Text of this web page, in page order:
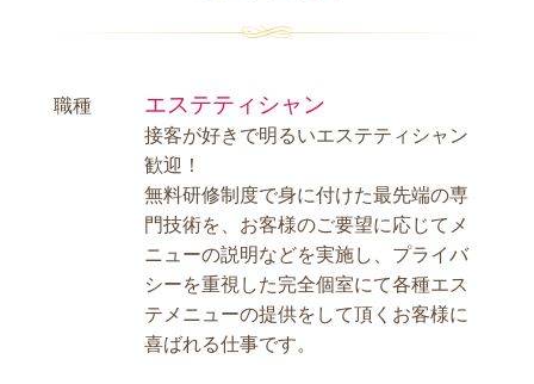
職種 エステティシャン
接客が好きで明るいエステティシャン
歓迎！
無料研修制度で身に付けた最先端の専
門技術を、お客様のご要望に応じてメ
ニューの説明などを実施し、プライバ
シーを重視した完全個室にて各種エス
テメニューの提供をして頂くお客様に
喜ばれる仕事です。